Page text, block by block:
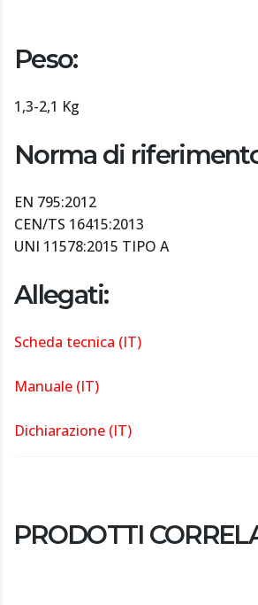
Peso:
1,3-2,1 Kg
Norma di
EN 795:2012
CEN/TS 16415:2013
UNI 11578:2015 TIPO A
Allegati:
Scheda tecnica (IT)
Manuale (IT)
Dichiarazione (IT)
PRODOTTI